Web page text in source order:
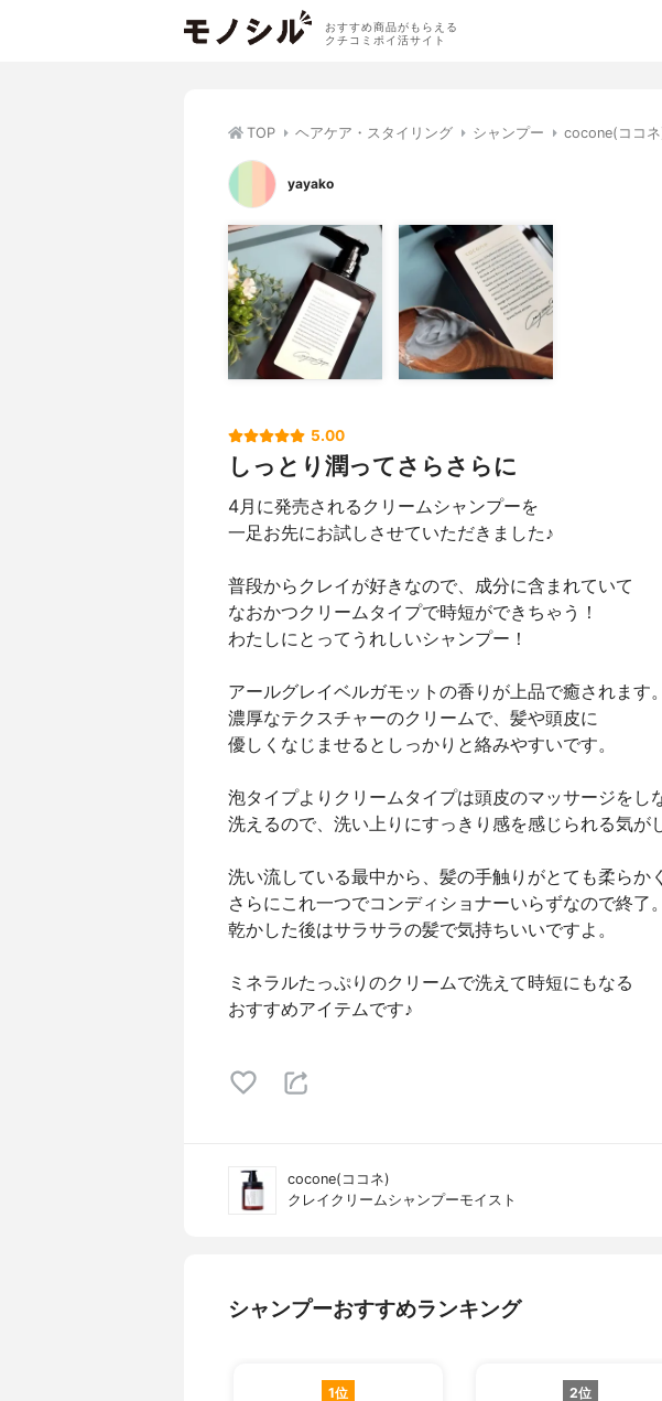
おすすめ商品がもらえる
クチコミポイ活サイト
TOP ヘアケア・スタイリング シャンプー cocone(ココ
yayako
5.00
しっとり潤ってさらさらに
4月に発売されるクリームシャンプーを
一足お先にお試しさせていただきました♪
普段からクレイが好きなので、成分に含まれていて
なおかつクリームタイプで時短ができちゃう！
わたしにとってうれしいシャンプー！
アールグレイベルガモットの香りが上品で癒されます。
濃厚なテクスチャーのクリームで、髪や頭皮に
優しくなじませるとしっかりと絡みやすいです。
泡タイプよりクリームタイプは頭皮のマッサージをし
洗えるので、洗い上りにすっきり感を感じられる気が
洗い流している最中から、髪の手触りがとても柔らか
さらにこれ一つでコンディショナーいらずなので終了。
乾かした後はサラサラの髪で気持ちいいですよ。
ミネラルたっぷりのクリームで洗えて時短にもなる
おすすめアイテムです♪
cocone(ココネ)
クレイクリームシャンプーモイスト
シャンプーおすすめランキング
1位 2位